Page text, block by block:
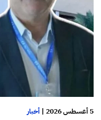
5 أغسطس 2026 | أخبار